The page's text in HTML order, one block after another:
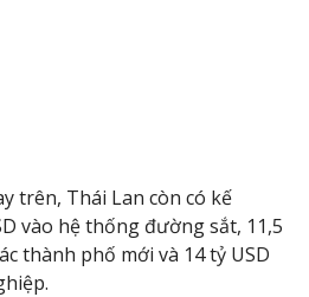
trên, Thái Lan còn có kế
vào hệ thống đường sắt, 11,5
thành phố mới và 14 tỷ USD